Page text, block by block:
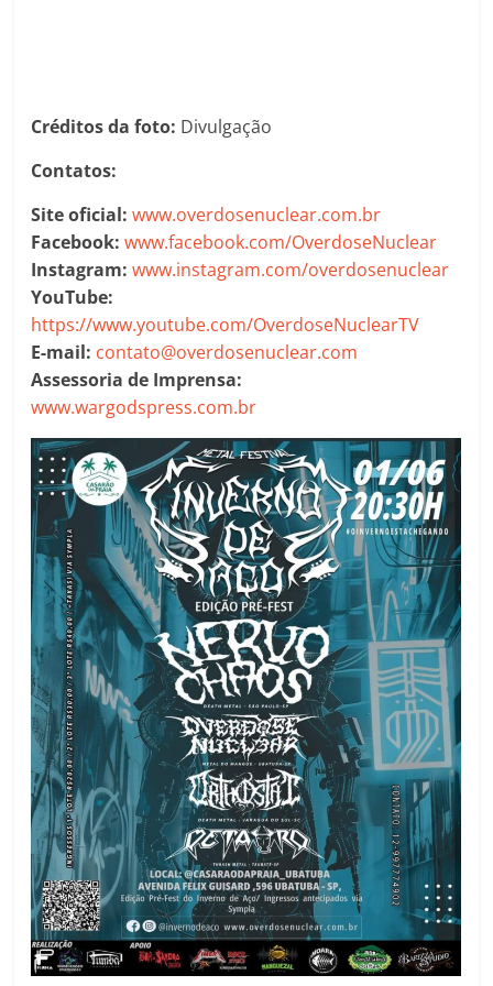
Créditos da foto: Divulgação
Contatos:
Site oficial:www.overdosenuclear.com.br
Facebook:www.facebook.com/OverdoseNuclear
Instagram:www.instagram.com/overdosenuclear
YouTube:
https://www.youtube.com/OverdoseNuclearTV
E-mail: contato@overdosenuclear.com
Assessoria de Imprensa:
www.wargodspress.com.br